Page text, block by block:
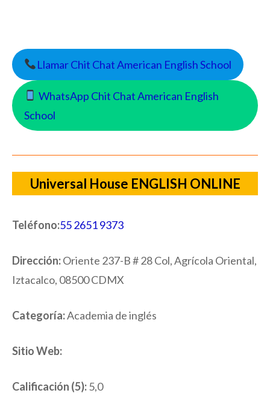
Llamar Chit Chat American English School
WhatsApp Chit Chat American English
School
Universal House ENGLISH ONLINE
Teléfono:55 2651 9373
Dirección:Oriente 237-B # 28 Col, Agrícola Oriental,
Iztacalco, 08500 CDMX
Categoría:Academia de inglés
Sitio Web:
Calificación (5):5,0